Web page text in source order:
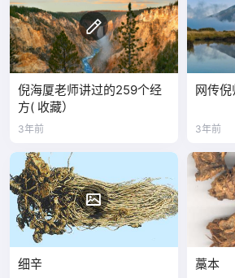
倪海厦老师讲过的259个经
方( 收藏）
3年前
网传
3年前
细辛 藁本